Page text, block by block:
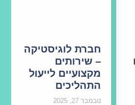
חברת לוגיסטיקה
– שירותים
מקצועיים לייעול
התהליכים
נובמבר 27, 2025